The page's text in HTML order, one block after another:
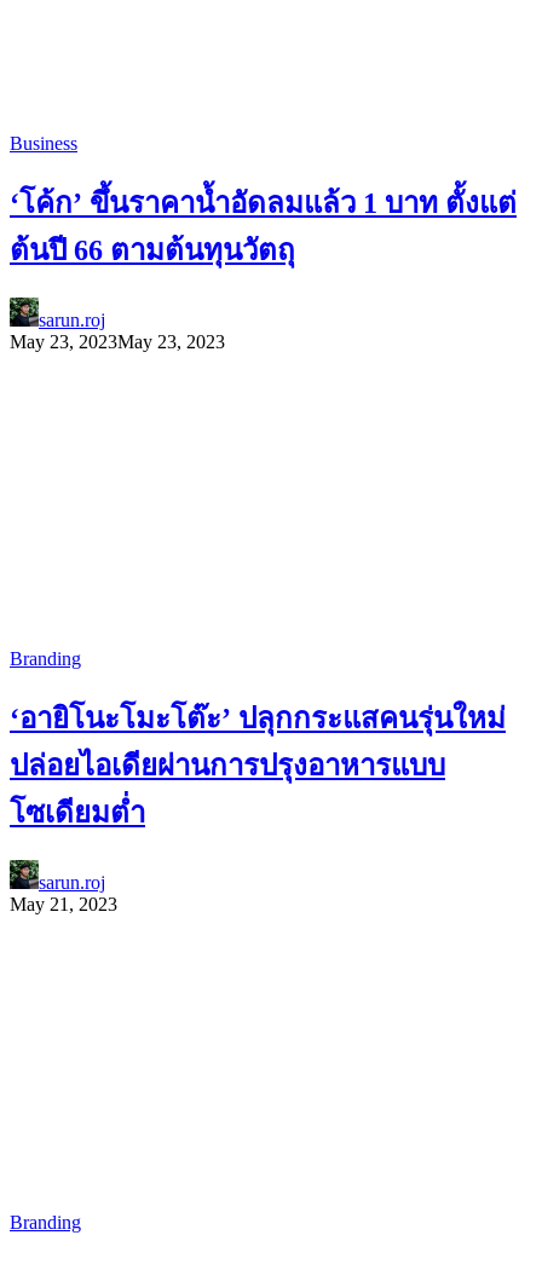
Business
‘โค้ก’ ขึ้นราคาน้ำอัดลมแล้ว 1 บาท ตั้งแต่
ต้นปี 66 ตามต้นทุนวัตถุ
sarun.roj
May 23, 2023May 23, 2023
Branding
‘อายิโนะโมะโต๊ะ’ ปลุกกระแสคนรุ่นใหม่
ปล่อยไอเดียผ่านการปรุงอาหารแบบ
โซเดียมต่ำ
sarun.roj
May 21, 2023
Branding